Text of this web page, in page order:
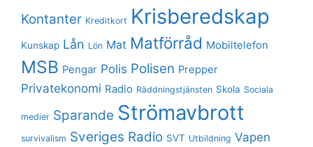
Kontanter Kreditkort Krisberedskap
Kunskap Lån Lön Mat Matförråd Mobiltelefon
MSB Pengar Polis Polisen Prepper
Privatekonomi Radio Räddningstjänsten Skola Sociala
medier Sparande Strömavbrott
survivalism Sveriges Radio SVT Utbildning Vapen